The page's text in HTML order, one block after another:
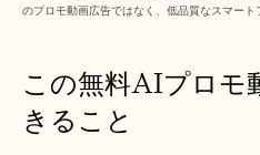
のプロモ動画広告ではなく、低品質なスマート
この無料AIプロモ
きること